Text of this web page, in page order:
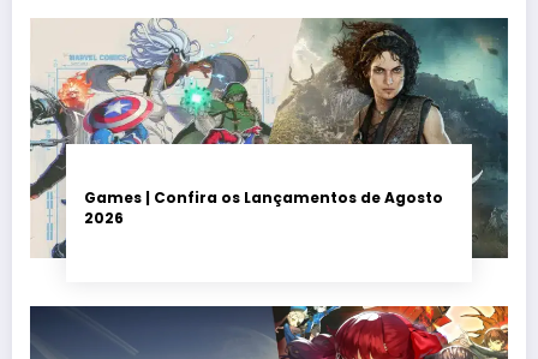
Games | Confira os Lançamentos de Agosto
2026